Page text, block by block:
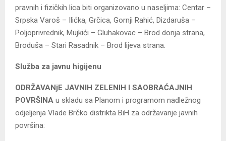
pravnih i fizičkih lica biti organizovano u naseljima: Centar –
Srpska Varoš – Ilićka, Grčica, Gornji Rahić, Dizdaruša –
Poljoprivrednik, Mujkići – Gluhakovac – Brod donja strana,
Broduša – Stari Rasadnik – Brod lijeva strana.
Služba za javnu higijenu
ODRŽAVANjE JAVNIH ZELENIH I SAOBRAĆAJNIH
POVRŠINA u skladu sa Planom i programom nadležnog
odjeljenja Vlade Brčko distrikta BiH za održavanje javnih
površina: